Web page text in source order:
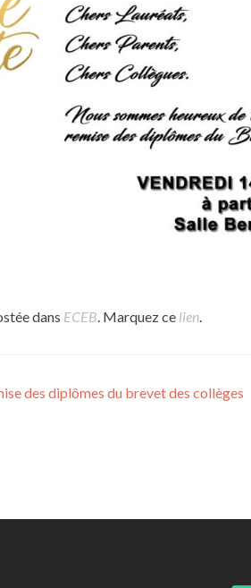
dans ECEB. Marquez ce lien.
des diplômes du brevet des collèges